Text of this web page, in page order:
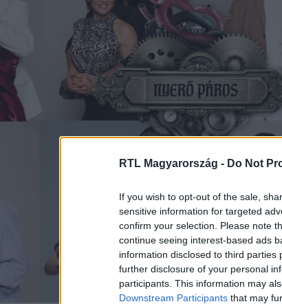
RTL Magyarország - Do Not
If you wish to opt-out of the sale,
sensitive information for targeted
confirm your selection. Please note
continue seeing interest-based ads
information disclosed to third
further disclosure of your personal
participants. This information may
Downstream Participants that may